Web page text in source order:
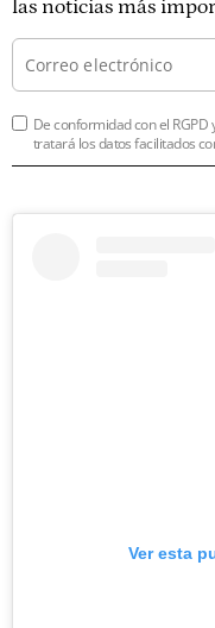
las noticias más
De conformidad con el RGPD
tratará los datos facilitados
Ver esta